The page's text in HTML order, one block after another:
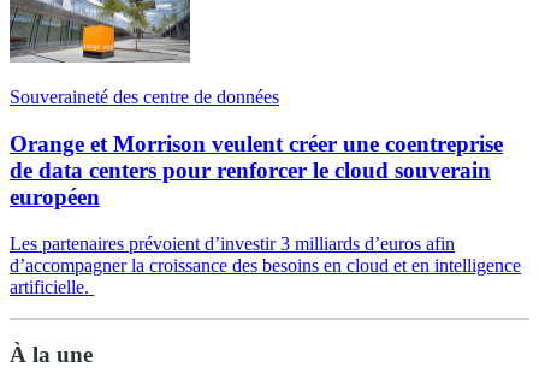
Souveraineté des centre de données
Orange et Morrison veulent créer une coentreprise
de data centers pour renforcer le cloud souverain
européen
Les partenaires prévoient d’investir 3 milliards d’euros afin
d’accompagner la croissance des besoins en cloud et en intelligence
artificielle.
À la une